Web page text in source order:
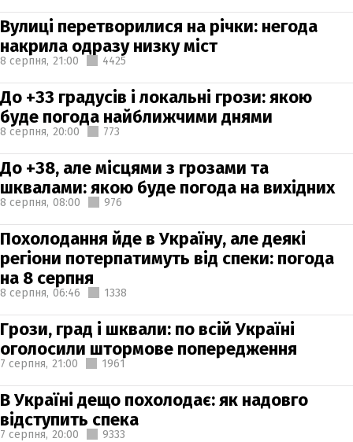
Вулиці перетворилися на річки: негода
накрила одразу низку міст
8 серпня, 21:00 4425
До +33 градусів і локальні грози: якою
буде погода найближчими днями
8 серпня, 20:00 773
До +38, але місцями з грозами та
шквалами: якою буде погода на вихідних
8 серпня, 08:00 976
Похолодання йде в Україну, але деякі
регіони потерпатимуть від спеки: погода
на 8 серпня
8 серпня, 06:46 1338
Грози, град і шквали: по всій Україні
оголосили штормове попередження
7 серпня, 21:00 1961
В Україні дещо похолодає: як надовго
відступить спека
7 серпня, 20:00 9333